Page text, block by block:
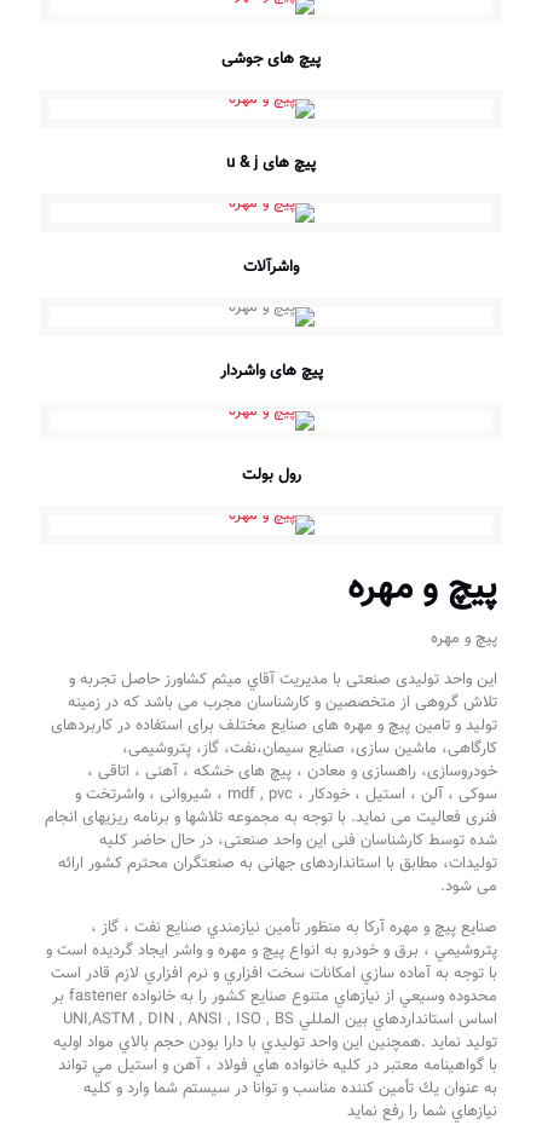
پیچ های جوشی
پیچ های u & j
واشرآلات
پیچ های واشردار
رول بولت
پیچ و مهره
پیچ و مهره
این واحد تولیدی صنعتی با مديريت آقاي میثم کشاورز حاصل تجربه و
تلاش گروهی از متخصصین و کارشناسان مجرب می باشد که در زمینه
تولید و تامین پیچ و مهره های صنایع مختلف برای استفاده در کاربردهای
کارگاهی، ماشین سازی، صنایع سیمان،نفت، گاز، پتروشیمی،
خودروسازی، راهسازی و معادن ، پیچ های خشکه ، آهنی ، اتاقی ،
سوکی ، آلن ، استیل ، خودکار ، mdf , pvc ، شیروانی ، واشرتخت و
فنری فعالیت می نماید. با توجه به مجموعه تلاشها و برنامه ریزیهای انجام
شده توسط کارشناسان فنی این واحد صنعتی، در حال حاضر کلیه
تولیدات، مطابق با استانداردهای جهانی به صنعتگران محترم کشور ارائه
می شود.
صنایع پیچ و مهره آرکا به منظور تأمين نيازمندي صنايع نفت ، گاز ،
پتروشيمي ، برق و خودرو به انواع پيچ و مهره و واشر ايجاد گرديده است و
با توجه به آماده سازي امكانات سخت افزاري و نرم افزاري لازم قادر است
محدوده وسيعي از نيازهاي متنوع صنايع كشور را به خانواده fastener بر
اساس استانداردهاي بين المللي UNI,ASTM , DIN , ANSI , ISO , BS
توليد نمايد .همچنين اين واحد توليدي با دارا بودن حجم بالاي مواد اوليه
با گواهينامه معتبر در كليه خانواده هاي فولاد ، آهن و استيل مي تواند
به عنوان يك تأمين كننده مناسب و توانا در سيستم شما وارد و كليه
نيازهاي شما را رفع نمايد